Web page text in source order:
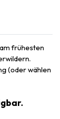
frühesten
(oder wählen